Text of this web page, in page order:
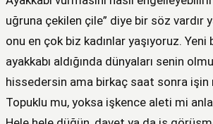
uğruna çekilen çile” diye bir söz vardır
onu en çok biz kadınlar yaşıyoruz. Yeni
ayakkabı aldığında dünyaları senin
hissedersin ama birkaç saat sonra işin
Topuklu mu, yoksa işkence aleti mi